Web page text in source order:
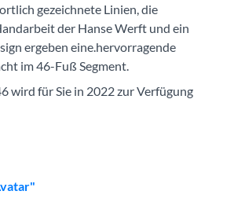
gezeichnete Linien, die
der Hanse Werft und ein
ergeben eine.hervorragende
im 46-Fuß Segment.
wird für Sie in 2022 zur Verfügung